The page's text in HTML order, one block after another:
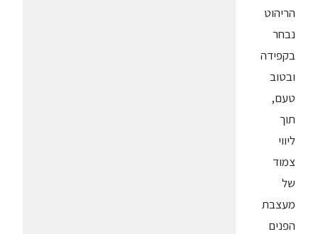
הריהוט
נבחר
בקפידה
ובטוב
טעם,
תוך
ליווי
צמוד
של
מעצבת
הפנים